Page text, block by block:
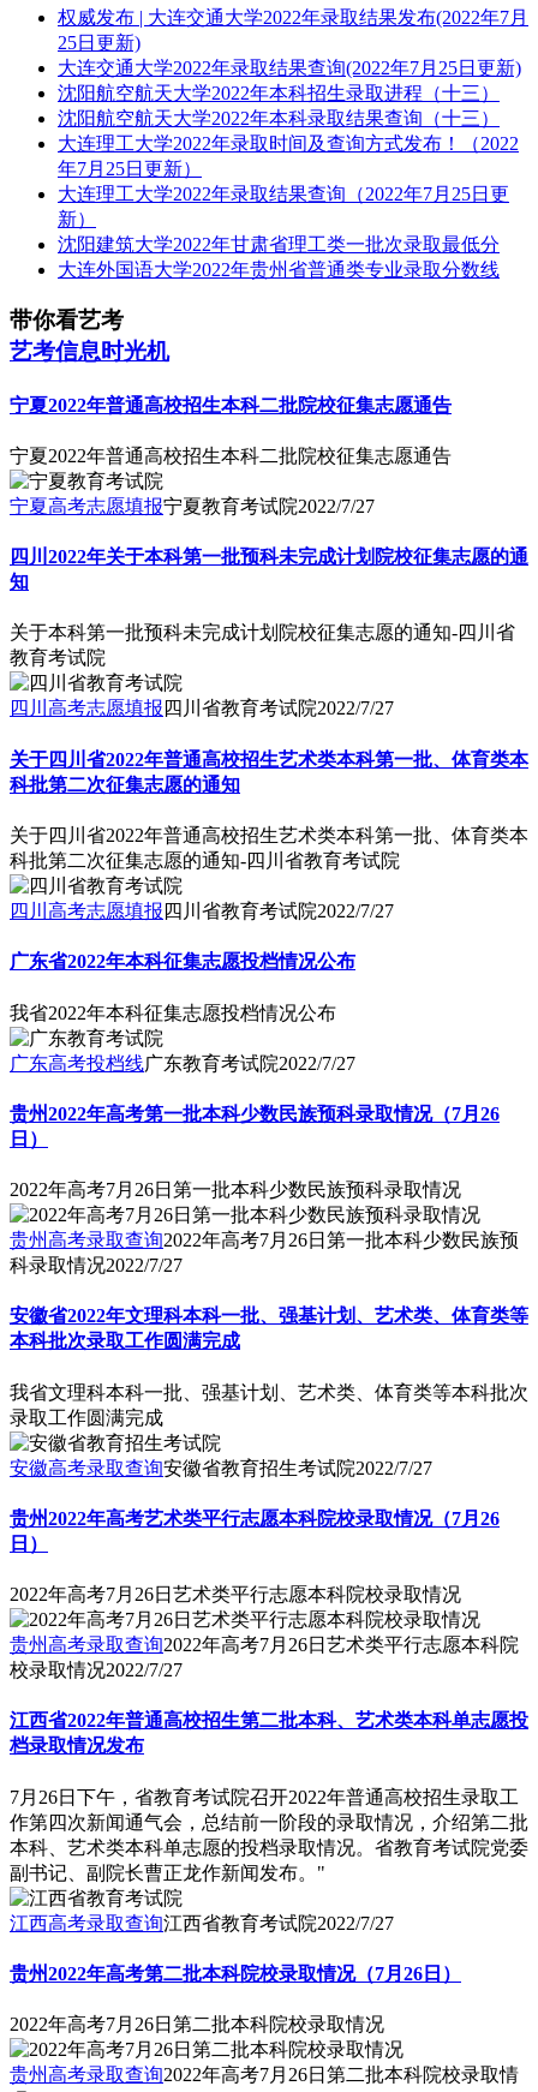
权威发布 | 大连交通大学2022年录取结果发布(2022年7月
25日更新)
大连交通大学2022年录取结果查询(2022年7月25日更新)
沈阳航空航天大学2022年本科招生录取进程（十三）
沈阳航空航天大学2022年本科录取结果查询（十三）
大连理工大学2022年录取时间及查询方式发布！（2022
年7月25日更新）
大连理工大学2022年录取结果查询（2022年7月25日更
新）
沈阳建筑大学2022年甘肃省理工类一批次录取最低分
大连外国语大学2022年贵州省普通类专业录取分数线
带你看艺考
艺考信息时光机
宁夏2022年普通高校招生本科二批院校征集志愿通告
宁夏2022年普通高校招生本科二批院校征集志愿通告
宁夏高考志愿填报宁夏教育考试院2022/7/27
四川2022年关于本科第一批预科未完成计划院校征集志愿的通
知
关于本科第一批预科未完成计划院校征集志愿的通知-四川省
教育考试院
四川高考志愿填报四川省教育考试院2022/7/27
关于四川省2022年普通高校招生艺术类本科第一批、体育类本
科批第二次征集志愿的通知
关于四川省2022年普通高校招生艺术类本科第一批、体育类本
科批第二次征集志愿的通知-四川省教育考试院
四川高考志愿填报四川省教育考试院2022/7/27
广东省2022年本科征集志愿投档情况公布
我省2022年本科征集志愿投档情况公布
广东高考投档线广东教育考试院2022/7/27
贵州2022年高考第一批本科少数民族预科录取情况（7月26
日）
2022年高考7月26日第一批本科少数民族预科录取情况
贵州高考录取查询2022年高考7月26日第一批本科少数民族预
科录取情况2022/7/27
安徽省2022年文理科本科一批、强基计划、艺术类、体育类等
本科批次录取工作圆满完成
我省文理科本科一批、强基计划、艺术类、体育类等本科批次
录取工作圆满完成
安徽高考录取查询安徽省教育招生考试院2022/7/27
贵州2022年高考艺术类平行志愿本科院校录取情况（7月26
日）
2022年高考7月26日艺术类平行志愿本科院校录取情况
贵州高考录取查询2022年高考7月26日艺术类平行志愿本科院
校录取情况2022/7/27
江西省2022年普通高校招生第二批本科、艺术类本科单志愿投
档录取情况发布
7月26日下午，省教育考试院召开2022年普通高校招生录取工
作第四次新闻通气会，总结前一阶段的录取情况，介绍第二批
本科、艺术类本科单志愿的投档录取情况。省教育考试院党委
副书记、副院长曹正龙作新闻发布。"
江西高考录取查询江西省教育考试院2022/7/27
贵州2022年高考第二批本科院校录取情况（7月26日）
2022年高考7月26日第二批本科院校录取情况
贵州高考录取查询2022年高考7月26日第二批本科院校录取情